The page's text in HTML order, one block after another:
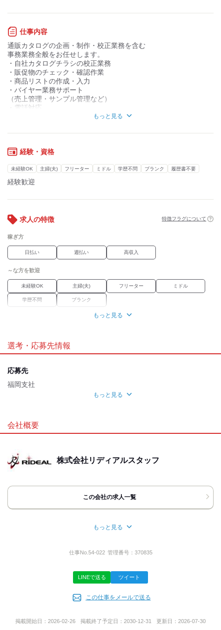
などなど
皆様のお仕事に関するお悩みに
丁寧に寄り添って、
満足いただける就業体験を
お届けいたします！
リディアルスタッフでは、
倉庫内軽作業からオフィスワークまで、
幅広い職種のお仕事をご紹介できます。
◇急にお金が必要
そんな時は日払いで解決できます◎
■フォロー体制も万全
━━━━━━━━━━━━
お仕事に関するご希望やお悩みに
より満足いただける就業経験を
■未経験求人・キャリアップ求人も
━━━━━━━━━━━━
福岡県を中心に佐賀、熊本のお仕事も
ご紹介が可能です！
＃経験・資格不要なお仕事
＃正社員を目指せるお仕事
＃経験を活かせるお仕事
仕事内容
通販カタログの企画・制作・校正業務を含む
事務業務全般をお任せします。
・自社カタログチラシの校正業務
・販促物のチェック・確認作業
・商品リストの作成・入力
・バイヤー業務サポート
（売上管理・サンプル管理など）
・電話対応
もっと見る
経験・資格
未経験OK 主婦(夫) フリーター ミドル 学歴不問 ブランク 履歴書不要
経験歓迎
求人の特徴 特徴フラグについて
稼ぎ方
日払い 週払い 高収入
～な方を歓迎
未経験OK 主婦(夫) フリーター ミドル
学歴不問 ブランク
魅力的な待遇
交通費有
応募時のメリット
もっと見る
選考・応募先情報
応募先
福岡支社
最後までお読みいただきありがとうございます。
092-753-9988 または 担当者の携帯電話より
しばらくお待ち下さい。
※電話でのご応募・ご質問は「バイトルを見ました」
《お仕事決定までの基本的な流れ》
▼ご応募
▼スキルチェック、ヒアリング
もっと見る
会社概要
株式会社リディアルスタッフ
この会社の求人一覧
神奈川県横浜市港北区新横浜２丁目６―３
もっと見る
仕事No. 54-022 管理番号： 370835
LINEで送る ツイート
この仕事をメールで送る
掲載開始日： 2026-02-26 掲載終了予定日： 2030-12-31 更新日： 2026-07-30